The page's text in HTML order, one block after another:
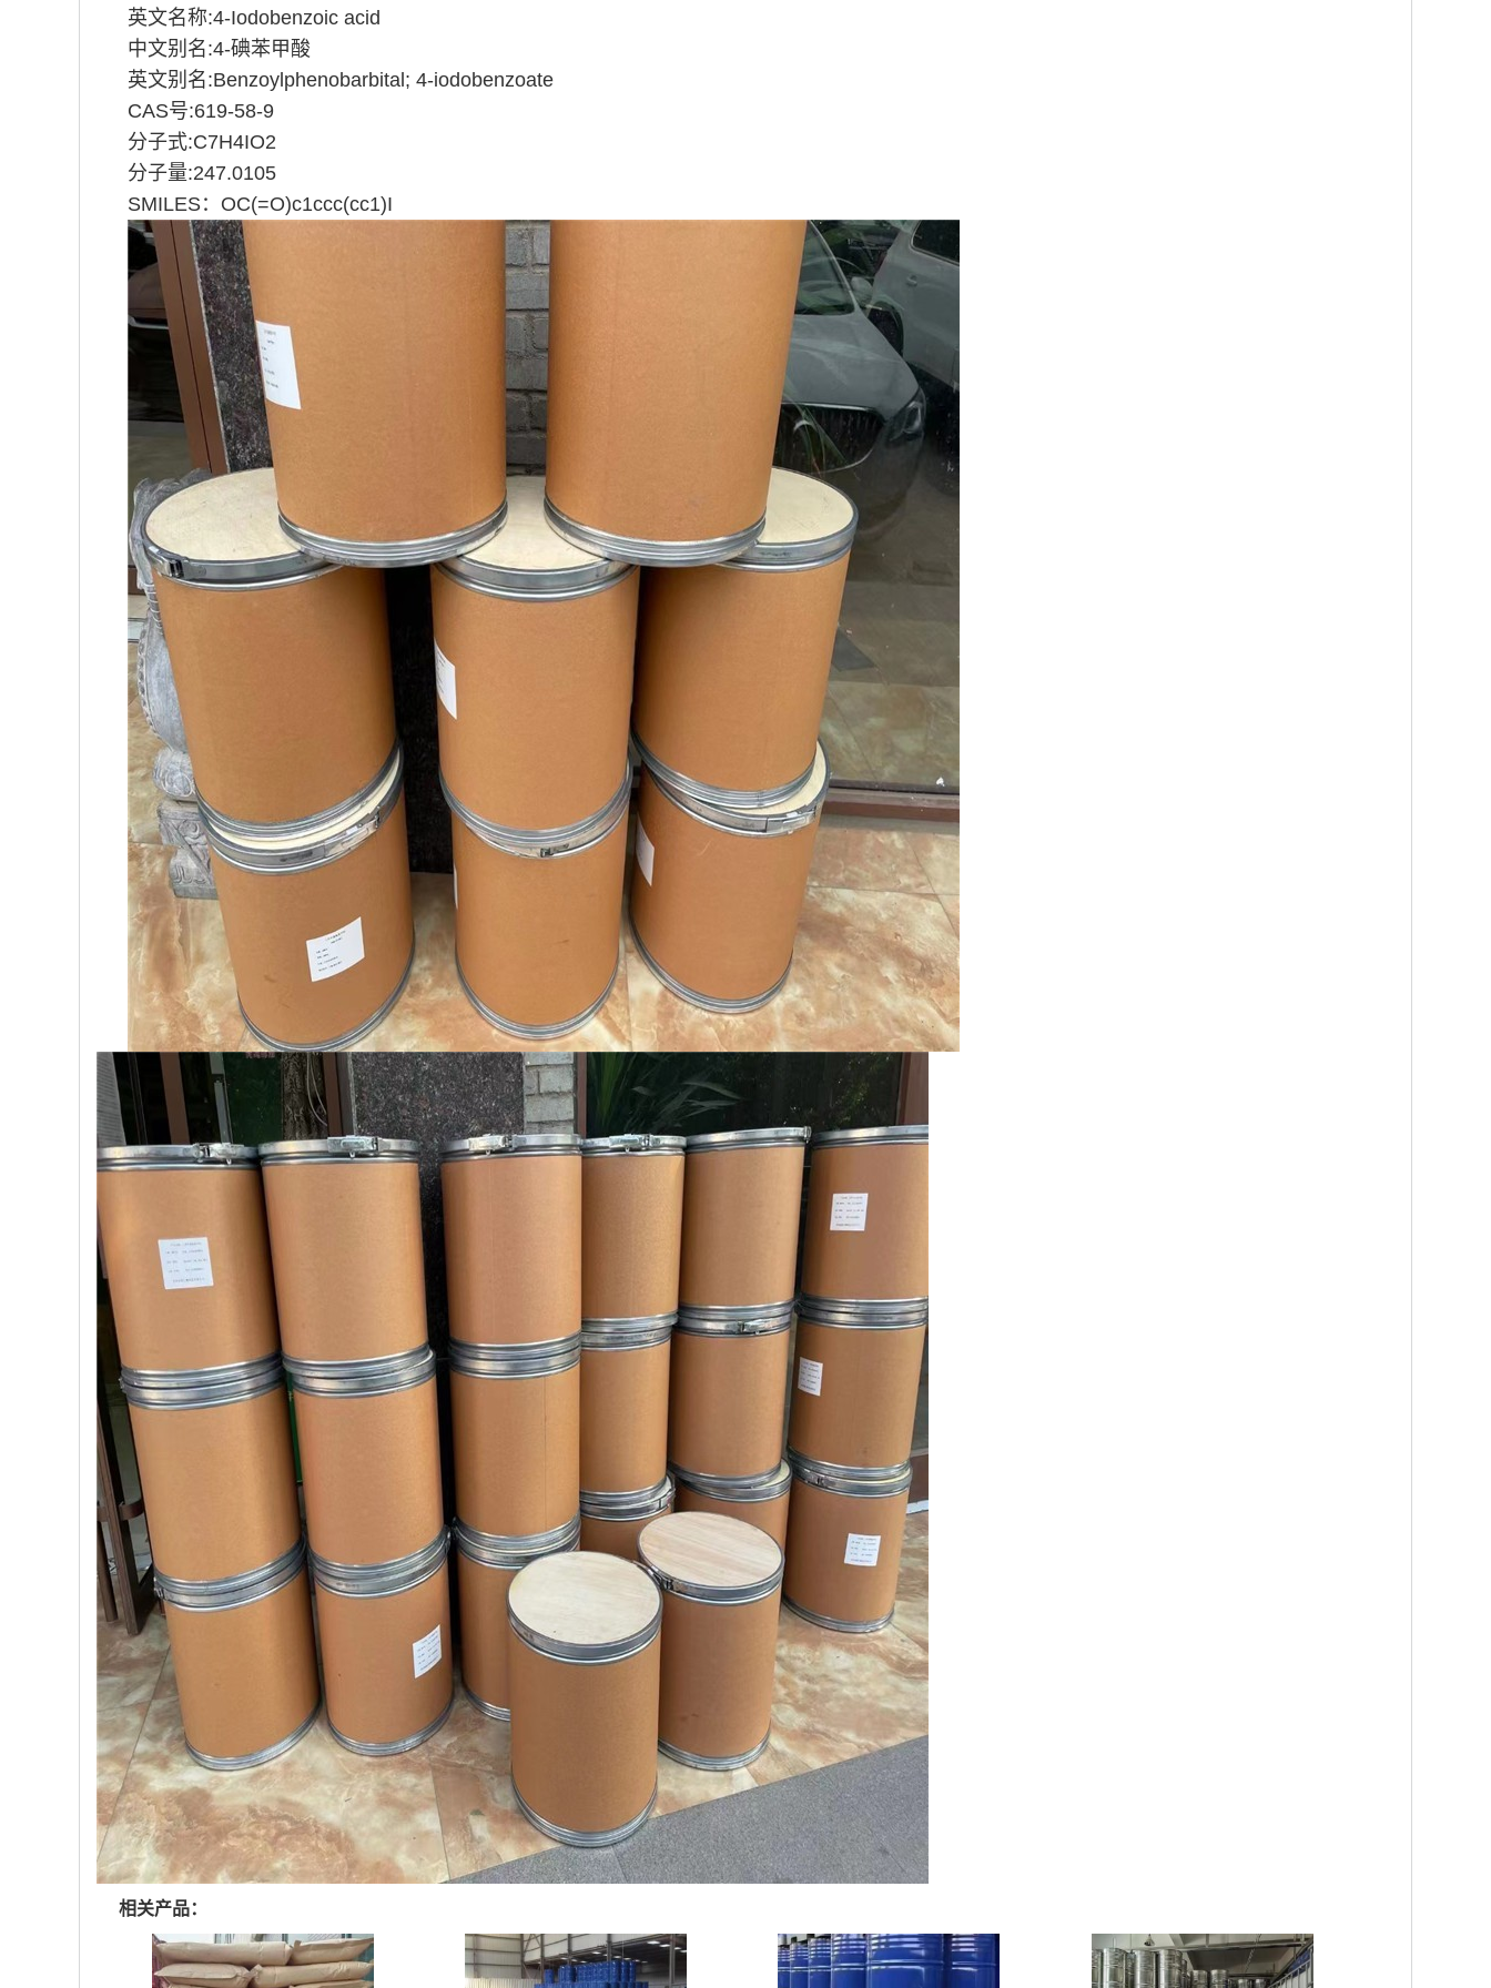
英文名称:4-Iodobenzoic acid
中文别名:4-碘苯甲酸
英文别名:Benzoylphenobarbital; 4-iodobenzoate
CAS号:619-58-9
分子式:C7H4IO2
分子量:247.0105
SMILES：OC(=O)c1ccc(cc1)I
相关产品：